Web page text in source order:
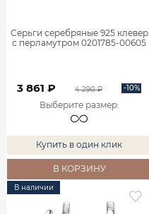
Серьги серебряные 925 клевер
с перламутром 0201785-00605
3 861 ₽ 4 290 ₽ -10%
Выберите размер:
Купить в один клик
В КОРЗИНУ
В наличии